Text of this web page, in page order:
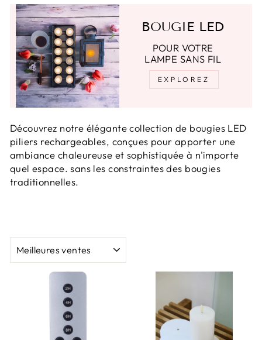
BOUGIE LED
POUR VOTRE
LAMPE SANS FIL
EXPLOREZ
Découvrez notre élégante collection de bougies LED
piliers rechargeables, conçues pour apporter une
ambiance chaleureuse et sophistiquée à n'importe
quel espace. sans les constraintes des bougies
traditionnelles.